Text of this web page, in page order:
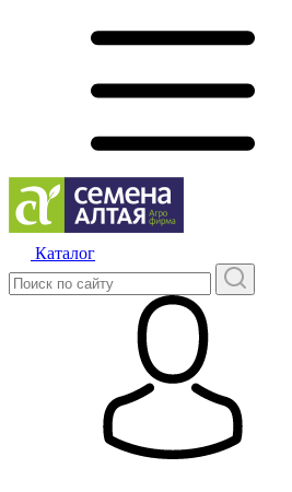
Каталог